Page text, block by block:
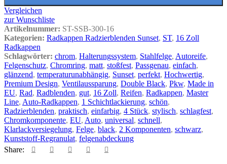
Vergleichen
zur Wunschliste
Artikelnummer: ST-SSB-300-16
Kategorien: Radkappen Radzierblenden Sunset, ST, 16 Zoll
Radkappen
Schlagwörter: chrom, Halterungssystem, Stahlfelge, Autoreife,
Felgenschutz, Chromring, matt, stoßfest, Passgenau, einfach,
glänzend, temperaturunabhängig, Sunset, perfekt, Hochwertig,
Premium Design, Ventilaussparung, Double Black, Pkw, Made in
EU, Rad, Radblenden, gut, 16 Zoll, Reifen, Radkappen, Master
Line, Auto-Radkappen, 1 Schichtlackierung, schön,
Radzierblenden, praktisch, einfarbig, 4 Stück, stylisch, schlagfest,
Chromkomponente, EU, Auto, universal, schnell,
Klarlackversiegelung, Felge, black, 2 Komponenten, schwarz,
Kunststoff-Regranulat, felgenabdeckung
Share: